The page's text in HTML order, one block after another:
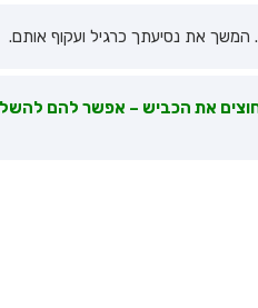
המשך את נסיעתך כרגיל ועקוף אותם.
חוצים את הכביש – אפשר להם